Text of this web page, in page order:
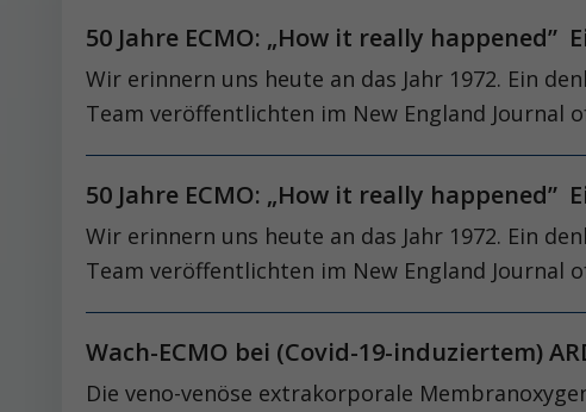
50 Jahre ECMO: „How it really
Wir erinnern uns heute an das Jahr 1972. Ein
Team veröffentlichten im New England Journal
50 Jahre ECMO: „How it really
Wir erinnern uns heute an das Jahr 1972. Ein
Team veröffentlichten im New England Journal
Wach-ECMO bei (Covid-19-induziertem)
Die veno-venöse extrakorporale